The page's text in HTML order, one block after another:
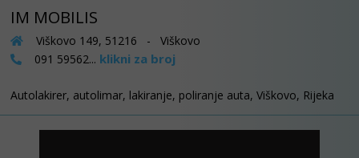
IM MOBILIS
Viškovo 149, 51216 - Viškovo
091 59562... klikni za broj
Autolakirer, autolimar, lakiranje, poliranje auta, Viškovo, Rijeka